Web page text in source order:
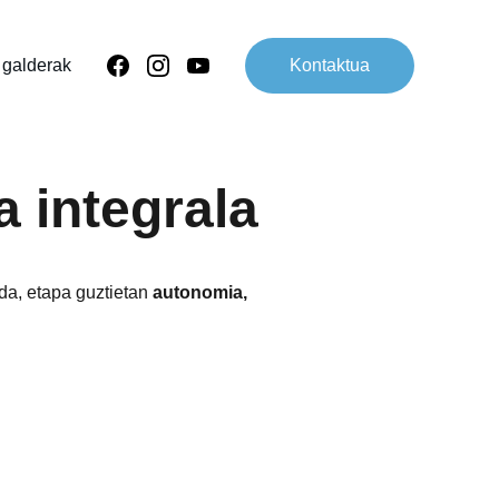
Kontaktua
integrala
etapa guztietan autonomia,